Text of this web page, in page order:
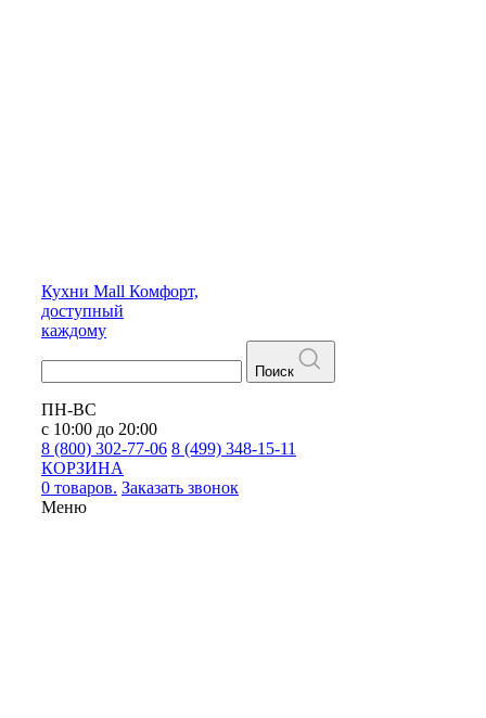
Кухни Mall Комфорт,
доступный
каждому
Поиск
ПН-ВС
с 10:00 до 20:00
8 (800) 302-77-06 8 (499) 348-15-11
КОРЗИНА
0 товаров. Заказать звонок
Меню